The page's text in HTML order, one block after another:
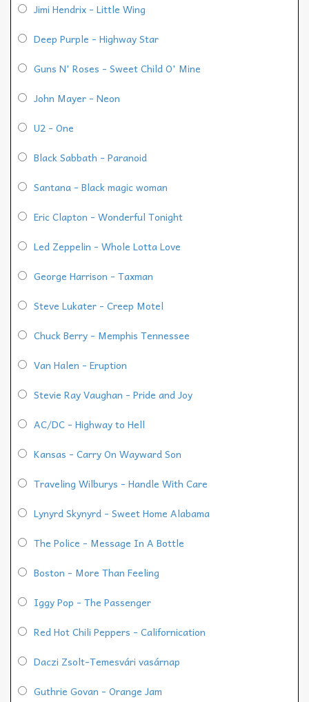
Jimi Hendrix - Little Wing
Deep Purple - Highway Star
Guns N' Roses - Sweet Child O' Mine
John Mayer - Neon
U2 - One
Black Sabbath - Paranoid
Santana - Black magic woman
Eric Clapton - Wonderful Tonight
Led Zeppelin - Whole Lotta Love
George Harrison - Taxman
Steve Lukater - Creep Motel
Chuck Berry - Memphis Tennessee
Van Halen - Eruption
Stevie Ray Vaughan - Pride and Joy
AC/DC - Highway to Hell
Kansas - Carry On Wayward Son
Traveling Wilburys - Handle With Care
Lynyrd Skynyrd - Sweet Home Alabama
The Police - Message In A Bottle
Boston - More Than Feeling
Iggy Pop - The Passenger
Red Hot Chili Peppers - Californication
Daczi Zsolt-Temesvári vasárnap
Guthrie Govan - Orange Jam